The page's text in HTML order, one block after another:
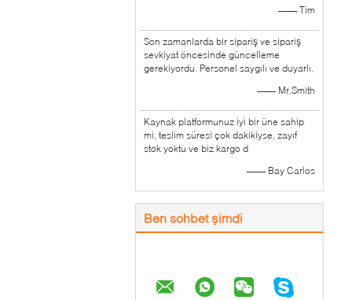
—— Tim
Son zamanlarda bir sipariş ve sipariş
sevkiyat öncesinde güncelleme
gerekiyordu. Personel saygılı ve duyarlı.
—— Mr.Smith
Kaynak platformunuz iyi bir üne sahip
mi, teslim süresi çok dakikiyse, zayıf
stok yoktu ve biz kargo d
—— Bay Carlos
Ben sohbet şimdi